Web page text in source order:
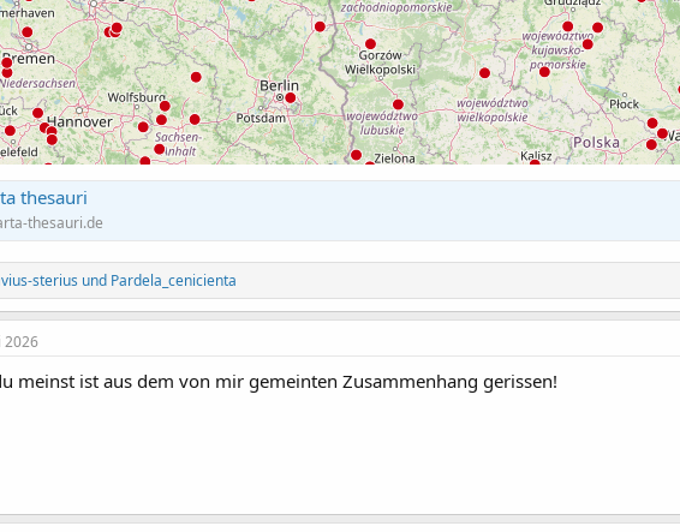
thesauri
thesauri.de
sterius und Pardela_cenicienta
2026
meinst ist aus dem von mir gemeinten Zusammenhang gerissen!